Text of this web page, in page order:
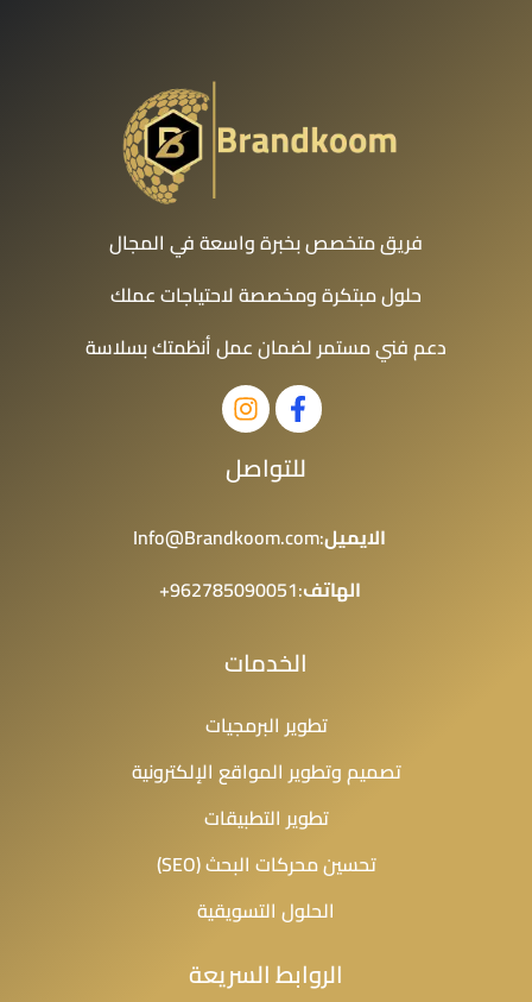
فريق متخصص بخبرة واسعة في المجال
حلول مبتكرة ومخصصة لاحتياجات عملك
دعم فني مستمر لضمان عمل أنظمتك بسلاسة
للتواصل
الايميل:Info@Brandkoom.com
الهاتف:962785090051+
الخدمات
تطوير البرمجيات
تصميم وتطوير المواقع الإلكترونية
تطوير التطبيقات
تحسين محركات البحث (SEO)
الحلول التسويقية
الروابط السريعة